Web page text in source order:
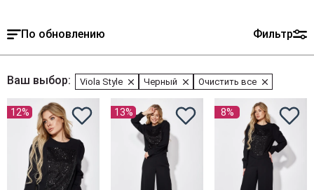
По обновлению Фильтр
Ваш выбор: Viola Style Черный Очистить все
12% 13% 8%